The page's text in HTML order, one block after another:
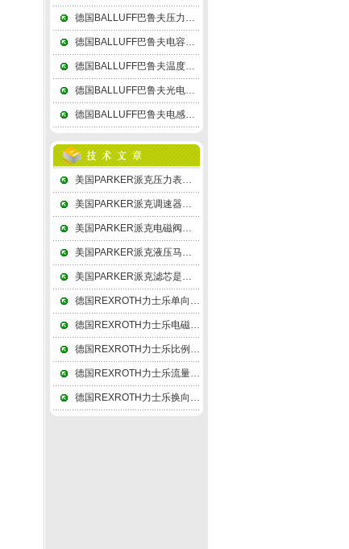
德国BALLUFF巴鲁夫压力传感器其中55、60度的划分属于功能性的，俗称管圆
德国BALLUFF巴鲁夫电容式传感器利用连接传感器和电子线路的引线电缆电容
德国BALLUFF巴鲁夫温度传感器测温可以用辐射法和比色法
德国BALLUFF巴鲁夫光电传感器在接收器一个槽的两侧组成槽形光电
德国BALLUFF巴鲁夫电感式传感器次级绕组用差动形式连接，故称差动变压器式
美国PARKER派克压力表内为了保持溢流孔的正常性能，需在表后面留出至少10mm
美国PARKER派克调速器的缓冲器和缓冲活塞就象一个刚体一样地运动
美国PARKER派克电磁阀线圈与底版间存在的电容被称为分布电容
美国PARKER派克液压马达分解为轴向分力及和垂直分力Q
美国PARKER派克滤芯是由钛粉经成形、高温烧结而成
德国REXROTH力士乐单向阀一般外壳为ABS,PE,PP,NYLON, PC
德国REXROTH力士乐电磁阀依次遵循安全性，可靠性，适用性，经济性四大原则
德国REXROTH力士乐比例放大器的设计指标要求差分输出幅度为±4V
德国REXROTH力士乐流量阀采用分流集流阀－同步阀的同步控制液压系统
德国REXROTH力士乐换向阀调节螺钉在两组密封组件不能同步